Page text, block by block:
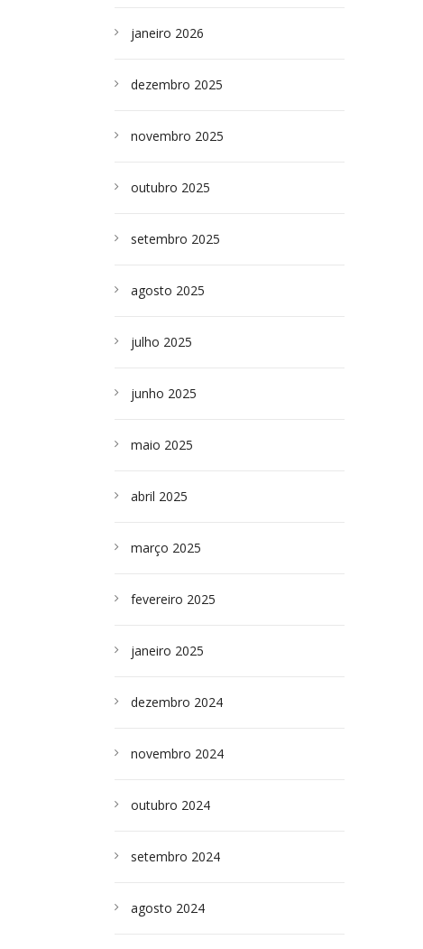
janeiro 2026
dezembro 2025
novembro 2025
outubro 2025
setembro 2025
agosto 2025
julho 2025
junho 2025
maio 2025
abril 2025
março 2025
fevereiro 2025
janeiro 2025
dezembro 2024
novembro 2024
outubro 2024
setembro 2024
agosto 2024